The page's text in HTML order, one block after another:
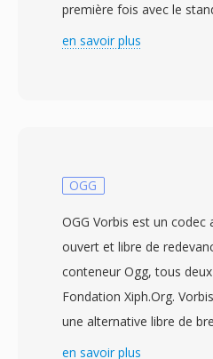
première fois avec le
septembre 1996 et à
Digital), DTS, MPEG-1
VOB transportent
bitmap, dès données de
l&#039;interaction avec
en savoir plus
OGG
OGG Vorbis est un codec
ouvert et libre de
conteneur Ogg, tous
Fondation Xiph.Org.
une alternative libre de
l&#039;AAC, utilisant un
en savoir plus